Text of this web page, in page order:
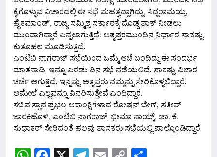
ಕೈಗೊಳ್ಳುವ ವಿಚಾರದಲ್ಲಿ ಈ ಸಭೆ ಮಹತ್ವದ್ದಾಗಿದ್ದು, ಸಿದ್ದರಾಮಯ್ಯ,
ಹೈಕಮಾಂಡ್, ರಾಜ್ಯ ಸಮ್ಮಿಶ್ರ ಸರ್ಕಾರಕ್ಕೆ ದೊಡ್ಡ ಶಾಕ್ ನೀಡಲು
ಮುಂದಾಗಿದ್ದಾರೆ ಎನ್ನಲಾಗುತ್ತಿದೆ. ಅತೃಪ್ತರಮುಂದಿನ ನಿರ್ಧಾರ ಸಾಕಷ್ಟು
ಕುತೂಹಲ ಮೂಡಿಸುತ್ತಿದೆ.
ಎಂಟಿಬಿ ನಾಗರಾಜ್ ಸಭೆಯಿಂದ ಒಮ್ಮೆ ಆಚೆ ಬಂದಿದ್ದು ಈ ಸಂದರ್ಭ
ಮಾತನಾಡಿ, ಇನ್ನೂ ಎರಡು ದಿನ ಸಭೆ ನಡೆಯಲಿದೆ. ಸಾಕಷ್ಟು ವಿಚಾರ
ಚರ್ಚೆ ಆಗುತ್ತಿದೆ. ಇನ್ನಷ್ಟು ಅತೃಪ್ತರು ನಮ್ಮನ್ನು ಸೇರಿಕೊಳ್ಳಲಿದ್ದಾರೆ.
ಆಮೇಲೆ ಎಲ್ಲವನ್ನೂ ವಿವರಿಸುತ್ತೇವೆ ಎಂದಿದ್ದಾರೆ.
ಸಚಿವ ಸ್ಥಾನ ಪ್ರಭಲ ಆಕಾಂಕ್ಷಿಗಳಾದ ರೋಷನ್ ಬೇಗ್, ಸತೀಶ್
ಜಾರಕಿಹೊಳಿ, ಎಂಟಿಬಿ ನಾಗರಾಜ್, ಭೀಮಾ ನಾಯ್ಕ್, ಡಾ. ಕೆ.
ಸುಧಾಕರ್ ಸೇರಿದಂತೆ ಹಲವು ಶಾಸಕರು ಸಭೆಯಲ್ಲಿ ಪಾಲ್ಗೊಂಡಿದ್ದಾರೆ.